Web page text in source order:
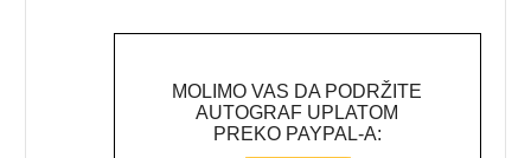
MOLIMO VAS DA PODRŽITE
AUTOGRAF UPLATOM
PREKO PAYPAL-A: